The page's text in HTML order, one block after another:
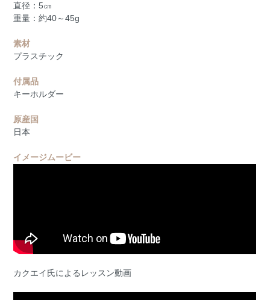
直径：5㎝
重量：約40～45g
素材
プラスチック
付属品
キーホルダー
原産国
日本
イメージムービー
カクエイ氏によるレッスン動画